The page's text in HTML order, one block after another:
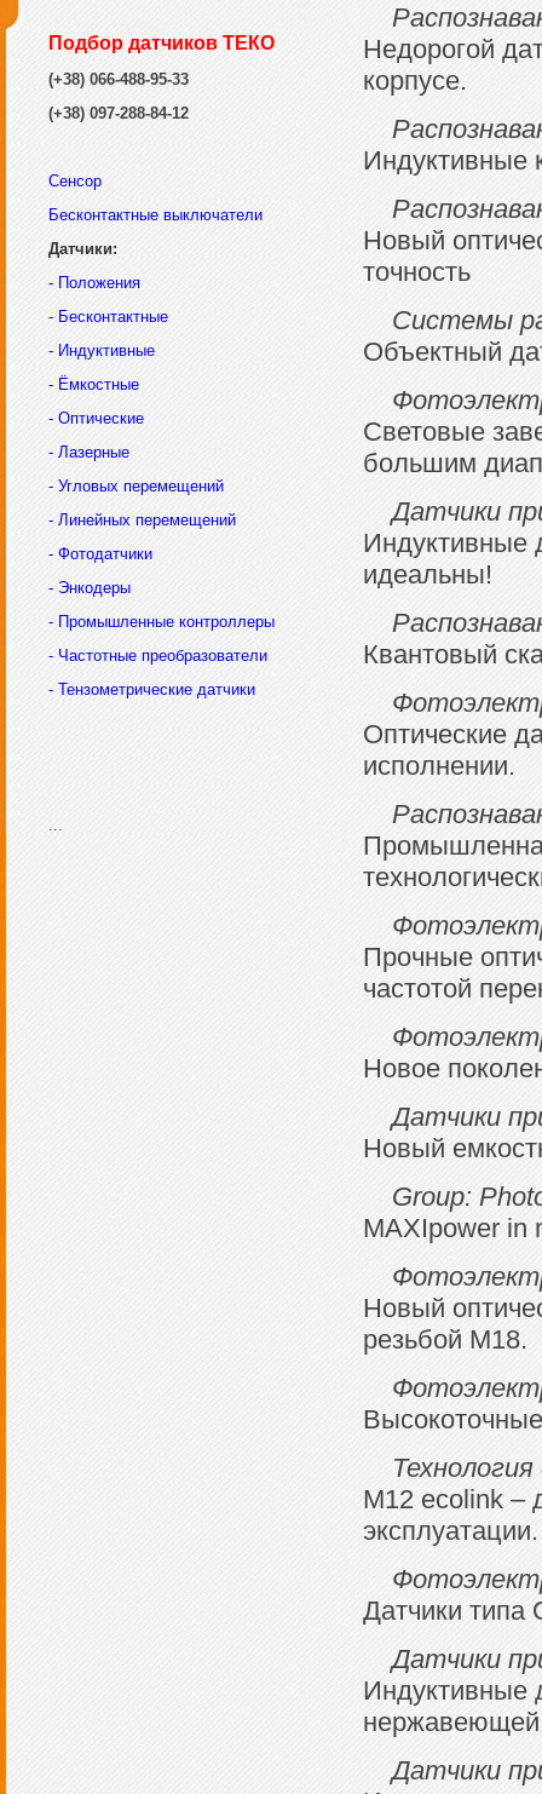
Подбор датчиков ТЕКО
(+38) 066-488-95-33
(+38) 097-288-84-12
Сенсор
Бесконтактные выключатели
Датчики:
- Положения
- Бесконтактные
- Индуктивные
- Ёмкостные
- Оптические
- Лазерные
- Угловых перемещений
- Линейных перемещений
- Фотодатчики
- Энкодеры
- Промышленные контроллеры
- Частотные преобразователи
- Тензометрические датчики
...
Недорогой
корпусе.
Индуктивные
Новый
точность
Системы
Объектный
Световые
большим
Датчики
Индуктивные
идеальны!
Квантовый
Оптические
исполнении.
Прочные
частотой
Новое
Датчики
Новый
Group:
MAXIpower in
Новый
резьбой M18.
M12 ecolink –
эксплуатации.
Датчики типа
Датчики
Индуктивные
Датчики